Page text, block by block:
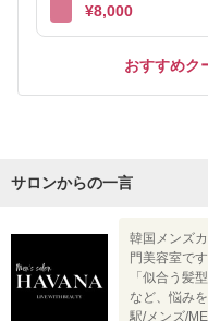
¥8,000
おすすめク
サロンからの一言
韓国メンズ
門美容室で
「似合う髪
など、悩み
駅/メンズ/